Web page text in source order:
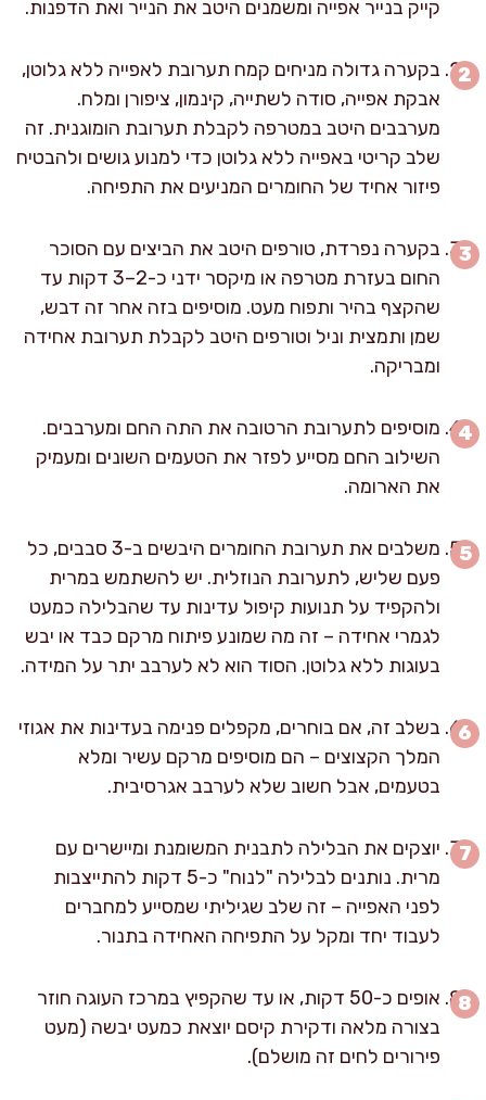
קייק בנייר אפייה ומשמנים היטב את הנייר ואת הדפנות.
בקערה גדולה מניחים קמח תערובת לאפייה ללא גלוטן,
אבקת אפייה, סודה לשתייה, קינמון, ציפורן ומלח.
מערבבים היטב במטרפה לקבלת תערובת הומוגנית. זה
שלב קריטי באפייה ללא גלוטן כדי למנוע גושים ולהבטיח
פיזור אחיד של החומרים המניעים את התפיחה.
בקערה נפרדת, טורפים היטב את הביצים עם הסוכר
החום בעזרת מטרפה או מיקסר ידני כ-2–3 דקות עד
שהקצף בהיר ותפוח מעט. מוסיפים בזה אחר זה דבש,
שמן ותמצית וניל וטורפים היטב לקבלת תערובת אחידה
ומבריקה.
מוסיפים לתערובת הרטובה את התה החם ומערבבים.
השילוב החם מסייע לפזר את הטעמים השונים ומעמיק
את הארומה.
משלבים את תערובת החומרים היבשים ב-3 סבבים, כל
פעם שליש, לתערובת הנוזלית. יש להשתמש במרית
ולהקפיד על תנועות קיפול עדינות עד שהבלילה כמעט
לגמרי אחידה – זה מה שמונע פיתוח מרקם כבד או יבש
בעוגות ללא גלוטן. הסוד הוא לא לערבב יתר על המידה.
בשלב זה, אם בוחרים, מקפלים פנימה בעדינות את אגוזי
המלך הקצוצים – הם מוסיפים מרקם עשיר ומלא
בטעמים, אבל חשוב שלא לערבב אגרסיבית.
יוצקים את הבלילה לתבנית המשומנת ומיישרים עם
מרית. נותנים לבלילה "לנוח" כ-5 דקות להתייצבות
לפני האפייה – זה שלב שגיליתי שמסייע למחברים
לעבוד יחד ומקל על התפיחה האחידה בתנור.
אופים כ-50 דקות, או עד שהקפיץ במרכז העוגה חוזר
בצורה מלאה ודקירת קיסם יוצאת כמעט יבשה (מעט
פירורים לחים זה מושלם).